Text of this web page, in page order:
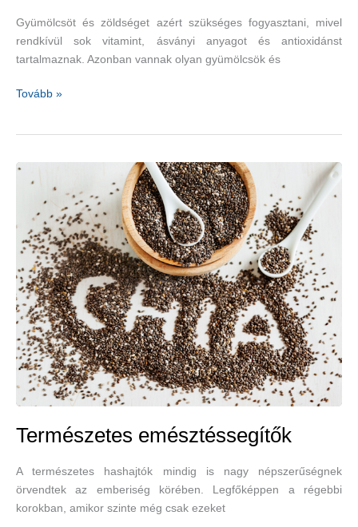
Gyümölcsöt és zöldséget azért szükséges fogyasztani, mivel
rendkívül sok vitamint, ásványi anyagot és antioxidánst
tartalmaznak. Azonban vannak olyan gyümölcsök és
Melyik
tilos
melyiket
szabad
meghámozni?
Tovább »
Természetes emésztéssegítők
A természetes hashajtók mindig is nagy népszerűségnek
örvendtek az emberiség körében. Legfőképpen a régebbi
korokban, amikor szinte még csak ezeket